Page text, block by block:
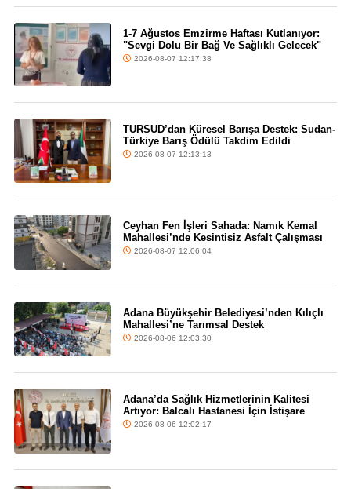
1-7 Ağustos Emzirme Haftası Kutlanıyor:
"Sevgi Dolu Bir Bağ Ve Sağlıklı Gelecek"
2026-08-07 12:17:38
TURSUD’dan Küresel Barışa Destek: Sudan-
Türkiye Barış Ödülü Takdim Edildi
2026-08-07 12:13:13
Ceyhan Fen İşleri Sahada: Namık Kemal
Mahallesi’nde Kesintisiz Asfalt Çalışması
2026-08-07 12:06:04
Adana Büyükşehir Belediyesi’nden Kılıçlı
Mahallesi’ne Tarımsal Destek
2026-08-06 12:03:30
Adana’da Sağlık Hizmetlerinin Kalitesi
Artıyor: Balcalı Hastanesi İçin İstişare
2026-08-06 12:02:17